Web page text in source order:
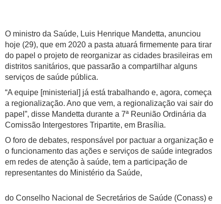
O ministro da Saúde, Luis Henrique Mandetta, anunciou
hoje (29), que em 2020 a pasta atuará firmemente para tirar
do papel o projeto de reorganizar as cidades brasileiras em
distritos sanitários, que passarão a compartilhar alguns
serviços de saúde pública.
“A equipe [ministerial] já está trabalhando e, agora, começa
a regionalização. Ano que vem, a regionalização vai sair do
papel”, disse Mandetta durante a 7ª Reunião Ordinária da
Comissão Intergestores Tripartite, em Brasília.
O foro de debates, responsável por pactuar a organização e
o funcionamento das ações e serviços de saúde integrados
em redes de atenção à saúde, tem a participação de
representantes do Ministério da Saúde,
do Conselho Nacional de Secretários de Saúde (Conass) e